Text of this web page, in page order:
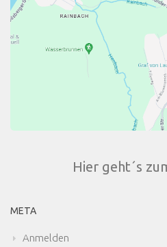
Hier geht´s
META
Anmelden